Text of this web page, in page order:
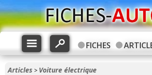
FICHES
Articles > Voiture électrique